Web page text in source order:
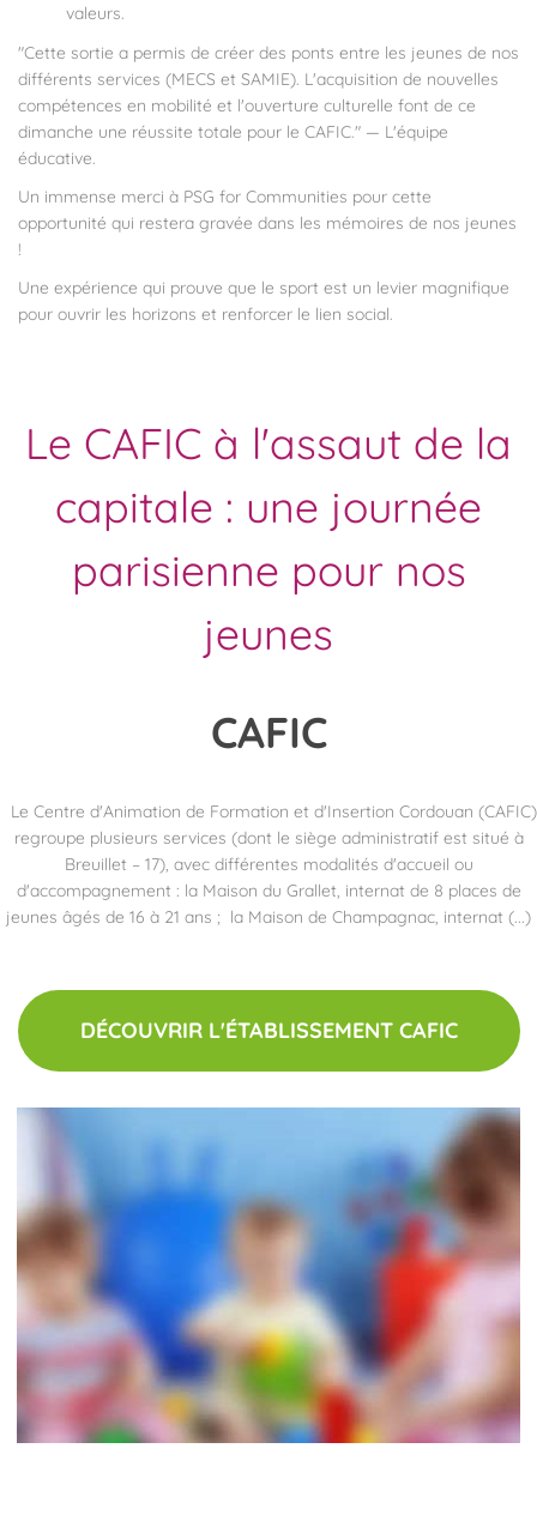
valeurs.
"Cette sortie a permis de créer des ponts entre les jeunes de nos
différents services (MECS et SAMIE). L'acquisition de nouvelles
compétences en mobilité et l'ouverture culturelle font de ce
dimanche une réussite totale pour le CAFIC." — L'équipe
éducative.
Un immense merci à PSG for Communities pour cette
opportunité qui restera gravée dans les mémoires de nos jeunes
!
Une expérience qui prouve que le sport est un levier magnifique
pour ouvrir les horizons et renforcer le lien social.
Le CAFIC à l'assaut de la
capitale : une journée
parisienne pour nos
jeunes
CAFIC
Le Centre d'Animation de Formation et d'Insertion Cordouan (CAFIC)
regroupe plusieurs services (dont le siège administratif est situé à
Breuillet – 17), avec différentes modalités d'accueil ou
d'accompagnement : la Maison du Grallet, internat de 8 places de
jeunes âgés de 16 à 21 ans ; la Maison de Champagnac, internat (...)
DÉCOUVRIR L'ÉTABLISSEMENT CAFIC